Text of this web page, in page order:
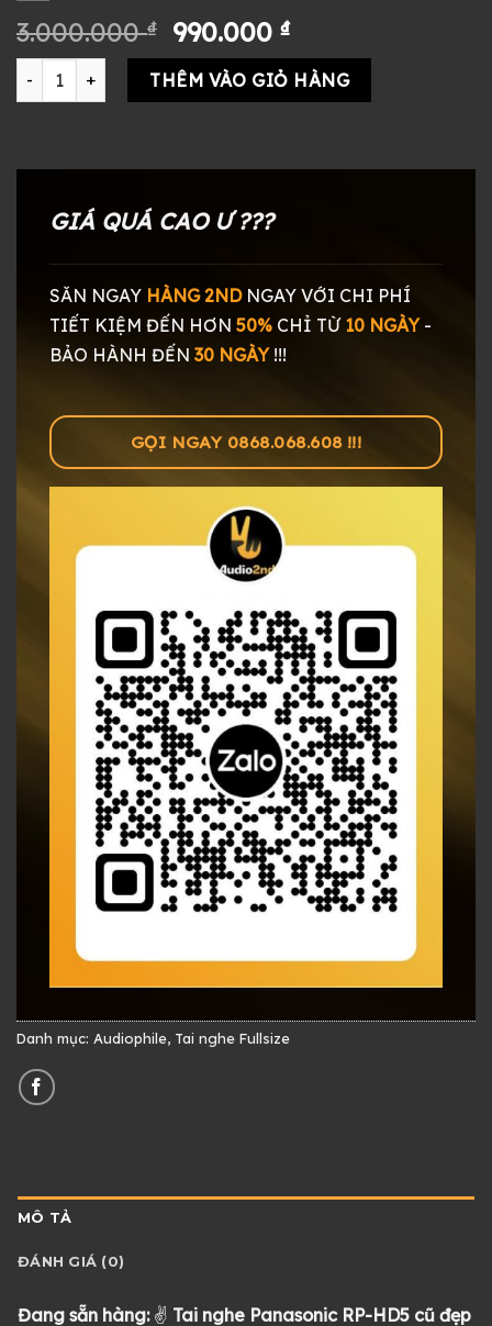
3.000.000₫
Giá
gốc
là:
3.000.000 ₫.
990.000₫Giá
hiện
tại
là:
Tai nghe Panasonic RP-HD5 cũ đẹp giá rẻ số lượng
THÊM VÀO GIỎ HÀNG
GIÁ QUÁ CAO Ư ???
SĂN NGAY HÀNG 2NDNGAY VỚI CHI PHÍ
TIẾT KIỆM ĐẾN HƠN 50% CHỈ TỪ 10 NGÀY-
BẢO HÀNH ĐẾN 30 NGÀY!!!
GỌI NGAY 0868.068.608 !!!
Danh mục: Audiophile, Tai nghe Fullsize
MÔ TẢ
ĐÁNH GIÁ (0)
Đang sẵn hàng:✌ Tai nghe Panasonic RP-HD5 cũ đẹp